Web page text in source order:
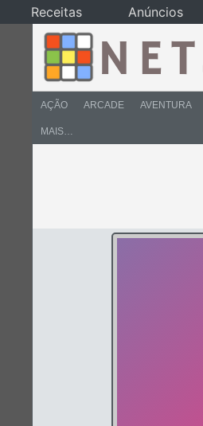
AÇÃO ARCADE AVENTURA
MAIS…
Receitas Anúncios